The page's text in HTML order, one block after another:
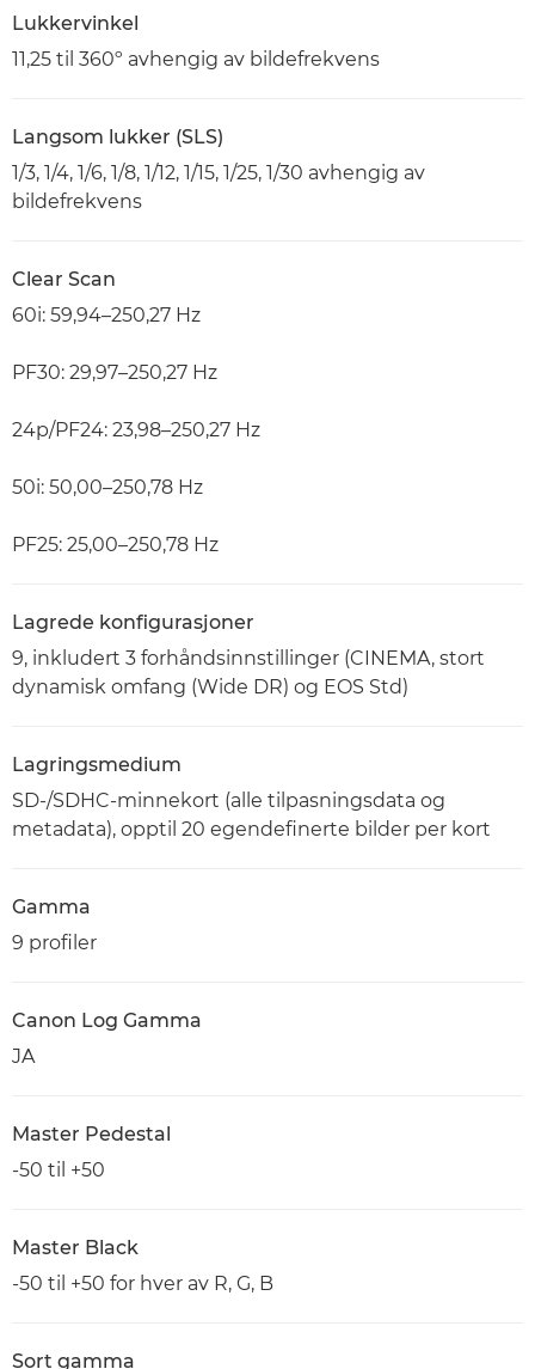
Lukkervinkel
11,25 til 360º avhengig av bildefrekvens
Langsom lukker (SLS)
1/3, 1/4, 1/6, 1/8, 1/12, 1/15, 1/25, 1/30 avhengig av
bildefrekvens
Clear Scan
60i: 59,94–250,27 Hz
PF30: 29,97–250,27 Hz
24p/PF24: 23,98–250,27 Hz
50i: 50,00–250,78 Hz
PF25: 25,00–250,78 Hz
Lagrede konfigurasjoner
9, inkludert 3 forhåndsinnstillinger (CINEMA, stort
dynamisk omfang (Wide DR) og EOS Std)
Lagringsmedium
SD-/SDHC-minnekort (alle tilpasningsdata og
metadata), opptil 20 egendefinerte bilder per kort
Gamma
9 profiler
Canon Log Gamma
JA
Master Pedestal
-50 til +50
Master Black
-50 til +50 for hver av R, G, B
Sort gamma